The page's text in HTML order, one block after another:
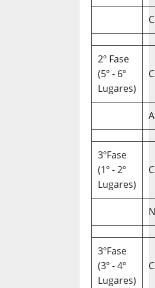
2º Fase
(5º - 6º
Lugares)
3ºFase
(1º - 2º
Lugares)
3ºFase
(3º - 4º
Lugares)